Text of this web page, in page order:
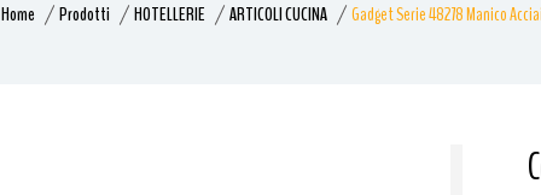
Home Prodotti HOTELLERIE ARTICOLI CUCINA Gadget Serie 48278 Manico